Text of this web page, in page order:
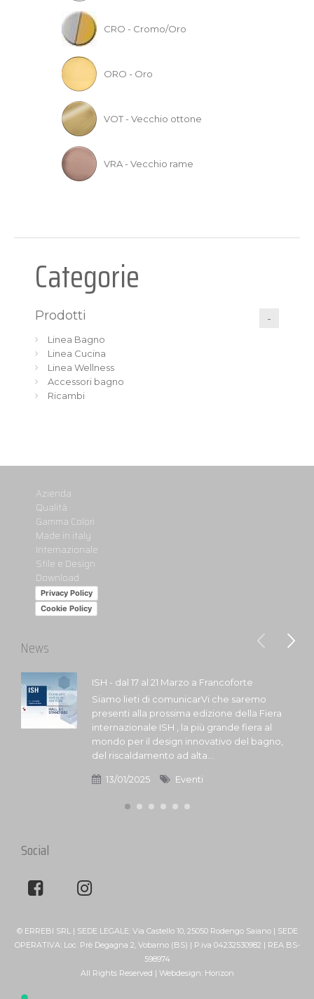
CRO - Cromo/Oro
ORO - Oro
VOT - Vecchio ottone
VRA - Vecchio rame
Categorie
Prodotti
Linea Bagno
Linea Cucina
Linea Wellness
Accessori bagno
Ricambi
Azienda
Qualità
Gamma Colori
Made in italy
Internazionale
Stile e Design
Download
Privacy Policy
Cookie Policy
News
ISH - dal 17 al 21 Marzo a Francoforte
Siamo lieti di comunicarVi che saremo
presenti alla prossima edizione della Fiera
internazionale ISH , la più grande fiera al
mondo per il design innovativo del bagno,
del riscaldamento ad alta...
13/01/2025 Eventi
Social
© ERREBI SRL | SEDE LEGALE: Via Castello 10, 25050 Rodengo Saiano | SEDE
OPERATIVA: Loc. Prè Degagna 2, Vobarno (BS) | P.iva 04232530982 | REA BS-
598974
All Rights Reserved | Webdesign: Horizon